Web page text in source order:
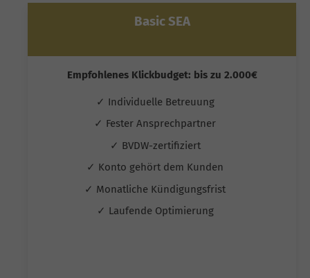
Basic SEA
Empfohlenes Klickbudget: bis zu 2.000€
✓ Individuelle Betreuung
✓ Fester Ansprechpartner
✓ BVDW-zertifiziert
✓ Konto gehört dem Kunden
✓ Monatliche Kündigungsfrist
✓ Laufende Optimierung